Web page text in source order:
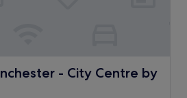
- City Centre by
- City Centre by IHG